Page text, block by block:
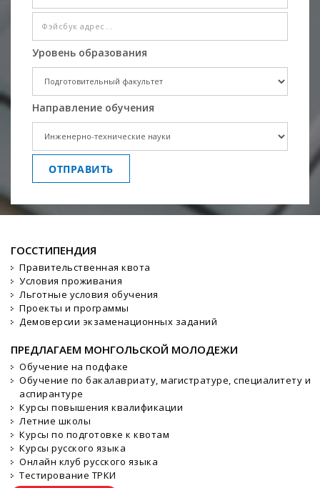
Уровень образования
Направление обучения
ОТПРАВИТЬ
ГОССТИПЕНДИЯ
Правительственная квота
Условия проживания
Льготные условия обучения
Проекты и программы
Демоверсии экзаменационных заданий
ПРЕДЛАГАЕМ МОНГОЛЬСКОЙ МОЛОДЕЖИ
Обучение на подфаке
Обучение по бакалавриату, магистратуре, специалитету и
аспирантуре
Курсы повышения квалификации
Летние школы
Курсы по подготовке к квотам
Курсы русского языка
Онлайн клуб русского языка
Тестирование ТРКИ